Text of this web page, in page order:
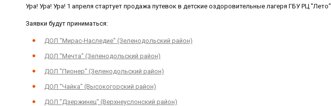
Ура! Ура! Ура! 1 апреля стартует продажа путевок в детские оздоровительные лагеря ГБУ РЦ "Лето".
Заявки будут приниматься:
ДОЛ "Мирас-Наследие" (Зеленодольский район)
ДОЛ "Мечта" (Зеленодольский район)
ДОЛ "Пионер" (Зеленодольский район)
ДОЛ "Чайка" (Высокогорский район)
ДОЛ "Дзержинец" (Верхнеуслонский район)